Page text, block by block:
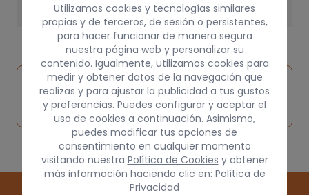
Inspeccionar
vehículo de
origen
Solicitar
pieza
Consultar
por
Utilizamos cookies y tecnologías similares
propias y de terceros, de sesión o persistentes,
para hacer funcionar de manera segura
nuestra página web y personalizar su
contenido. Igualmente, utilizamos cookies para
medir y obtener datos de la navegación que
realizas y para ajustar la publicidad a tus gustos
y preferencias. Puedes configurar y aceptar el
uso de cookies a continuación. Asimismo,
puedes modificar tus opciones de
consentimiento en cualquier momento
visitando nuestra Política de Cookies y obtener
más información haciendo clic en: Política de
Privacidad